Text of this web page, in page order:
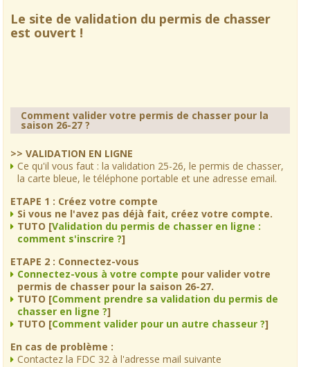
Le site de validation du permis de chasser
est ouvert !
Comment valider votre permis de chasser pour la
saison 26-27 ?
>> VALIDATION EN LIGNE
Ce qu'il vous faut : la validation 25-26, le permis de chasser,
la carte bleue, le téléphone portable et une adresse email.
ETAPE 1 : Créez votre compte
Si vous ne l'avez pas déjà fait, créez votre compte.
TUTO [Validation du permis de chasser en ligne :
comment s'inscrire ?]
ETAPE 2 : Connectez-vous
Connectez-vous à votre compte pour valider votre
permis de chasser pour la saison 26-27.
TUTO [Comment prendre sa validation du permis de
chasser en ligne ?]
TUTO [Comment valider pour un autre chasseur ?]
En cas de problème :
Contactez la FDC 32 à l'adresse mail suivante